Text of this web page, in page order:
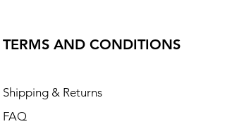
TERMS AND CONDITIONS
Shipping & Returns
FAQ